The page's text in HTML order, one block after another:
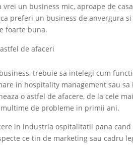
vrei un business mic, aproape de
preferi un business de anvergura
foarte buna.
de afaceri
trebuie sa intelegi cum
in hospitality management sau
o astfel de afacere, de la cele
de probleme in primii ani.
in industria ospitalitatii pana
ce tin de marketing sau cadru